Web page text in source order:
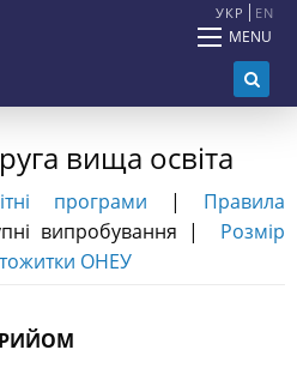
УКР EN
MENU
вища освіта
програми | Правила
випробування | Розмір
ОНЕУ